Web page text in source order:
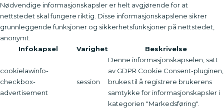
Nødvendige informasjonskapsler er helt avgjørende for at
nettstedet skal fungere riktig. Disse informasjonskapslene sikrer
grunnleggende funksjoner og sikkerhetsfunksjoner på nettstedet,
anonymt.
Infokapsel
Varighet Beskrivelse
cookielawinfo-
checkbox-
advertisement
session
Denne informasjonskapselen, satt
av GDPR Cookie Consent-pluginen,
brukes til å registrere brukerens
samtykke for informasjonskapsler i
kategorien "Markedsføring".